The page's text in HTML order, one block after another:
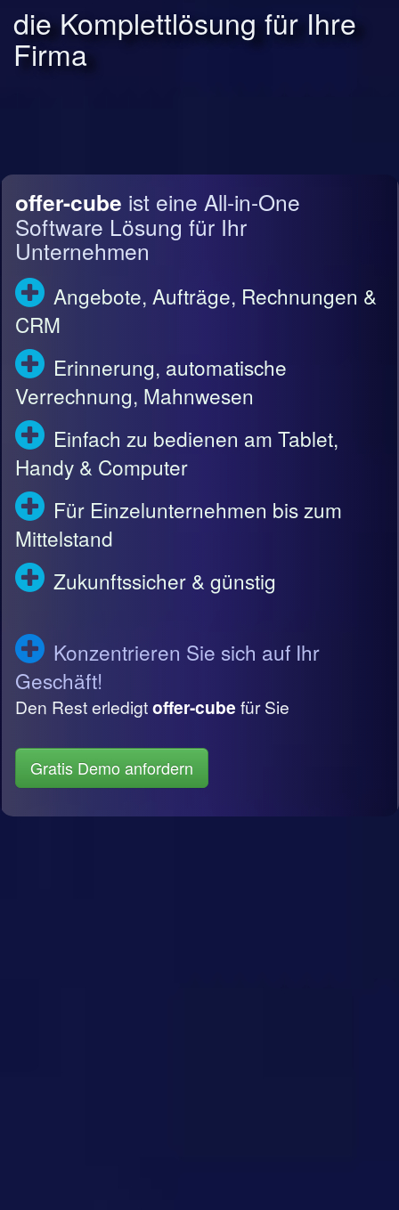
die Komplettlösung für Ihre
Firma
offer-cube ist eine All-in-One
Software Lösung für Ihr
Unternehmen
Angebote, Aufträge, Rechnungen &
CRM
Erinnerung, automatische
Verrechnung, Mahnwesen
Einfach zu bedienen am Tablet,
Handy & Computer
Für Einzelunternehmen bis zum
Mittelstand
Zukunftssicher & günstig
Konzentrieren Sie sich auf Ihr
Geschäft!
Den Rest erledigtoffer-cube für Sie
Gratis Demo anfordern